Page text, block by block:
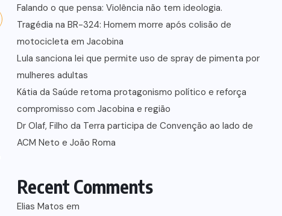
Falando o que pensa: Violência não tem ideologia.
Tragédia na BR-324: Homem morre após colisão de
motocicleta em Jacobina
Lula sanciona lei que permite uso de spray de pimenta por
mulheres adultas
Kátia da Saúde retoma protagonismo político e reforça
compromisso com Jacobina e região
Dr Olaf, Filho da Terra participa de Convenção ao lado de
ACM Neto e João Roma
Recent Comments
Elias Matos em